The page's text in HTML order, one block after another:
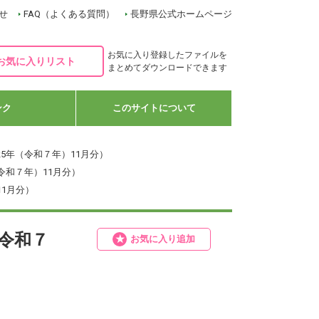
FAQ（よくある質問） 長野県公式ホームページ
気に入りリスト
お気に入り登録したファイルを
まとめてダウンロードできます
ク このサイトについて
（令和７年）11月分）
７年）11月分）
分）
和７
お気に入り追加